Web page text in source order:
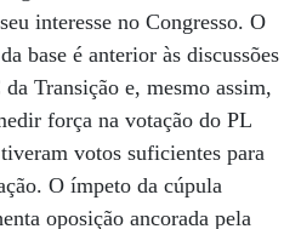
interesse no Congresso. O
base é anterior às discussões
Transição e, mesmo assim,
força na votação do PL
votos suficientes para
O ímpeto da cúpula
oposição ancorada pela